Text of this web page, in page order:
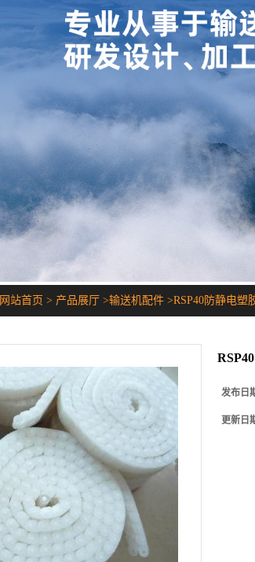
网站首页 > 产品展厅 >输送机配件 >RSP40防静电塑
发布日
更新日